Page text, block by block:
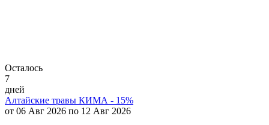
Осталось
7
дней
Алтайские травы КИМА - 15%
от 06 Авг 2026 по 12 Авг 2026